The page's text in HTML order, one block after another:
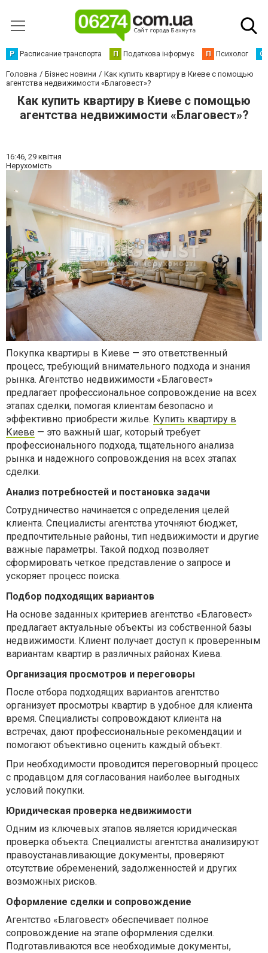
Р Расписание транспорта П Податкова інформує П Психолог С
Головна Бізнес новини
Как купить квартиру в Киеве с помощью
агентства недвижимости «Благовест»?
Как купить квартиру в Киеве с помощью
агентства недвижимости «Благовест»?
16:46, 29 квітня
Нерухомість
Покупка квартиры в Киеве — это ответственный
процесс, требующий внимательного подхода и знания
рынка. Агентство недвижимости «Благовест»
предлагает профессиональное сопровождение на всех
этапах сделки, помогая клиентам безопасно и
эффективно приобрести жилье. Купить квартиру в
Киеве — это важный шаг, который требует
профессионального подхода, тщательного анализа
рынка и надежного сопровождения на всех этапах
сделки.
Анализ потребностей и постановка задачи
Сотрудничество начинается с определения целей
клиента. Специалисты агентства уточняют бюджет,
предпочтительные районы, тип недвижимости и другие
важные параметры. Такой подход позволяет
сформировать четкое представление о запросе и
ускоряет процесс поиска.
Подбор подходящих вариантов
На основе заданных критериев агентство «Благовест»
предлагает актуальные объекты из собственной базы
недвижимости. Клиент получает доступ к проверенным
вариантам квартир в различных районах Киева.
Организация просмотров и переговоры
После отбора подходящих вариантов агентство
организует просмотры квартир в удобное для клиента
время. Специалисты сопровождают клиента на
встречах, дают профессиональные рекомендации и
помогают объективно оценить каждый объект.
При необходимости проводится переговорный процесс
с продавцом для согласования наиболее выгодных
условий покупки.
Юридическая проверка недвижимости
Одним из ключевых этапов является юридическая
проверка объекта. Специалисты агентства анализируют
правоустанавливающие документы, проверяют
отсутствие обременений, задолженностей и других
возможных рисков.
Оформление сделки и сопровождение
Агентство «Благовест» обеспечивает полное
сопровождение на этапе оформления сделки.
Подготавливаются все необходимые документы,